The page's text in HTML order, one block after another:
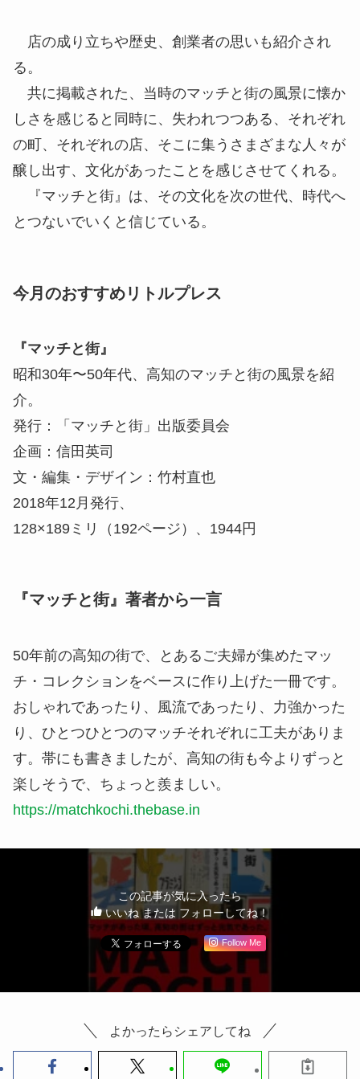
店の成り立ちや歴史、創業者の思いも紹介され
る。
共に掲載された、当時のマッチと街の風景に懐か
しさを感じると同時に、失われつつある、それぞれ
の町、それぞれの店、そこに集うさまざまな人々が
醸し出す、文化があったことを感じさせてくれる。
『マッチと街』は、その文化を次の世代、時代へ
とつないでいくと信じている。
今月のおすすめリトルプレス
『マッチと街』
昭和30年〜50年代、高知のマッチと街の風景を紹
介。
発行：「マッチと街」出版委員会
企画：信田英司
文・編集・デザイン：竹村直也
2018年12月発行、
128×189ミリ（192ページ）、1944円
『マッチと街』著者から一言
50年前の高知の街で、とあるご夫婦が集めたマッ
チ・コレクションをベースに作り上げた一冊です。
おしゃれであったり、風流であったり、力強かった
り、ひとつひとつのマッチそれぞれに工夫がありま
す。帯にも書きましたが、高知の街も今よりずっと
楽しそうで、ちょっと羨ましい。
https://matchkochi.thebase.in
この記事が気に入ったら
いいね または フォローしてね！
Follow Me
よかったらシェアしてね